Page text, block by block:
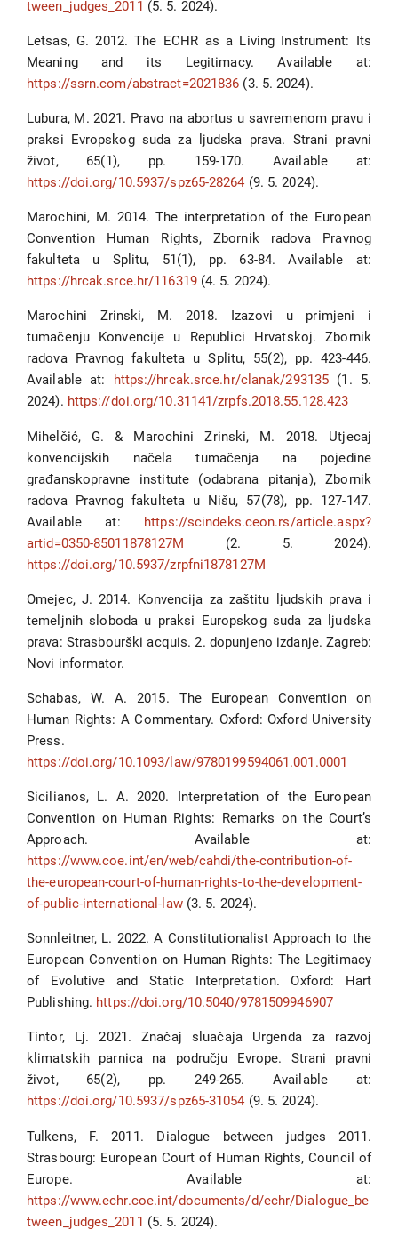
tween_judges_2011 (5. 5. 2024).
Letsas, G. 2012. The ECHR as a Living Instrument: Its
Meaning and its Legitimacy. Available at:
https://ssrn.com/abstract=2021836 (3. 5. 2024).
Lubura, M. 2021. Pravo na abortus u savremenom pravu i
praksi Evropskog suda za ljudska prava. Strani pravni
život, 65(1), pp. 159-170. Available at:
https://doi.org/10.5937/spz65-28264 (9. 5. 2024).
Marochini, M. 2014. The interpretation of the European
Convention Human Rights, Zbornik radova Pravnog
fakulteta u Splitu, 51(1), pp. 63-84. Available at:
https://hrcak.srce.hr/116319(4. 5. 2024).
Marochini Zrinski, M. 2018. Izazovi u primjeni i
tumačenju Konvencije u Republici Hrvatskoj. Zbornik
radova Pravnog fakulteta u Splitu, 55(2), pp. 423-446.
Available at:
https://hrcak.srce.hr/clanak/293135 (1. 5.
2024). https://doi.org/10.31141/zrpfs.2018.55.128.423
Mihelčić, G. & Marochini Zrinski, M. 2018. Utjecaj
konvencijskih načela tumačenja na pojedine
građanskopravne institute (odabrana pitanja), Zbornik
radova Pravnog fakulteta u Nišu, 57(78), pp. 127-147.
Available at: https://scindeks.ceon.rs/article.aspx?
artid=0350-85011878127M (2. 5. 2024).
https://doi.org/10.5937/zrpfni1878127M
Omejec, J. 2014. Konvencija za zaštitu ljudskih prava i
temeljnih sloboda u praksi Europskog suda za ljudska
prava: Strasbourški acquis. 2. dopunjeno izdanje. Zagreb:
Novi informator.
Schabas, W. A. 2015. The European Convention on
Human Rights: A Commentary. Oxford: Oxford University
Press.
https://doi.org/10.1093/law/9780199594061.001.0001
Sicilianos, L. A. 2020. Interpretation of the European
Convention on Human Rights: Remarks on the Court’s
Approach. Available at:
https://www.coe.int/en/web/cahdi/the-contribution-of-
the-european-court-of-human-rights-to-the-development-
of-public-international-law(3. 5. 2024).
Sonnleitner, L. 2022. A Constitutionalist Approach to the
European Convention on Human Rights: The Legitimacy
of Evolutive and Static Interpretation. Oxford: Hart
Publishing. https://doi.org/10.5040/9781509946907
Tintor, Lj. 2021. Značaj sluačaja Urgenda za razvoj
klimatskih parnica na području Evrope. Strani pravni
život, 65(2), pp. 249-265. Available at:
https://doi.org/10.5937/spz65-31054 (9. 5. 2024).
Tulkens, F. 2011. Dialogue between judges 2011.
Strasbourg: European Court of Human Rights, Council of
Europe. Available at:
https://www.echr.coe.int/documents/d/echr/Dialogue_be
tween_judges_2011 (5. 5. 2024).